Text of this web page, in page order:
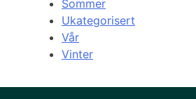
Sommer
Ukategorisert
Vår
Vinter